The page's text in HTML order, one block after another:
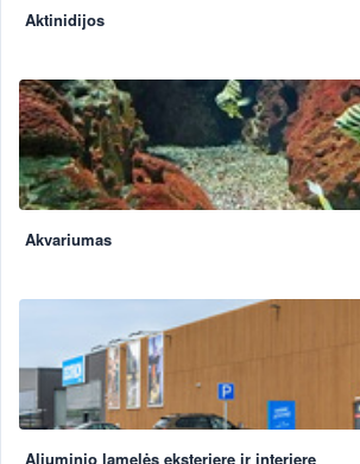
Aktinidijos
Akvariumas
Aliuminio lamelės eksterjere ir interjere